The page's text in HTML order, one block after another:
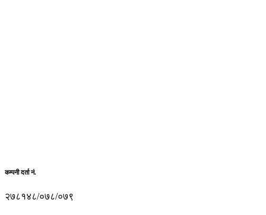
कम्पनी दर्ता नं.
२७८१४८/०७८/०७९